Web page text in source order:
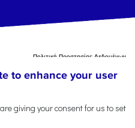
Πολιτική Προστασίας Δεδομένων
Χρήσης
Αναφορά
to enhance your user
giving your consent for us to set